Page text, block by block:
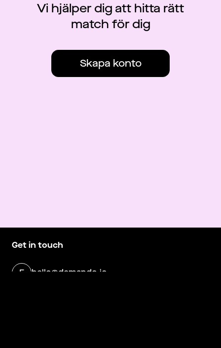
Vi hjälper dig att hitta rätt
match för dig
Skapa konto
Get in touch
E hello@demando.io